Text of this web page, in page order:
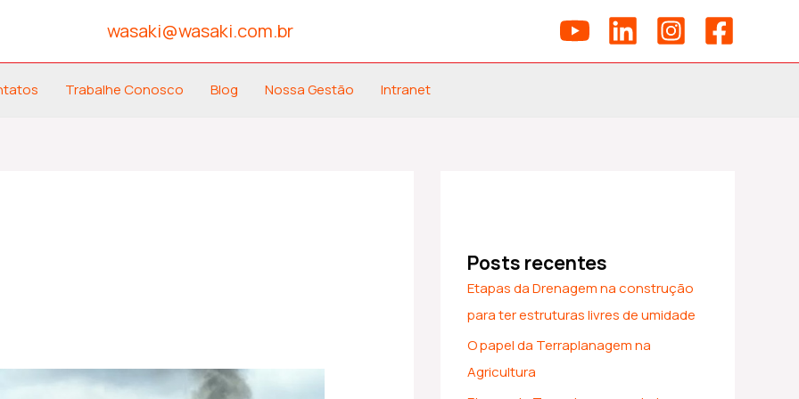
wasaki@wasaki.com.br
Trabalhe Conosco Blog Nossa Gestão Intranet
Posts recentes
Etapas da Drenagem na construção
para ter estruturas livres de umidade
O papel da Terraplanagem na
Agricultura